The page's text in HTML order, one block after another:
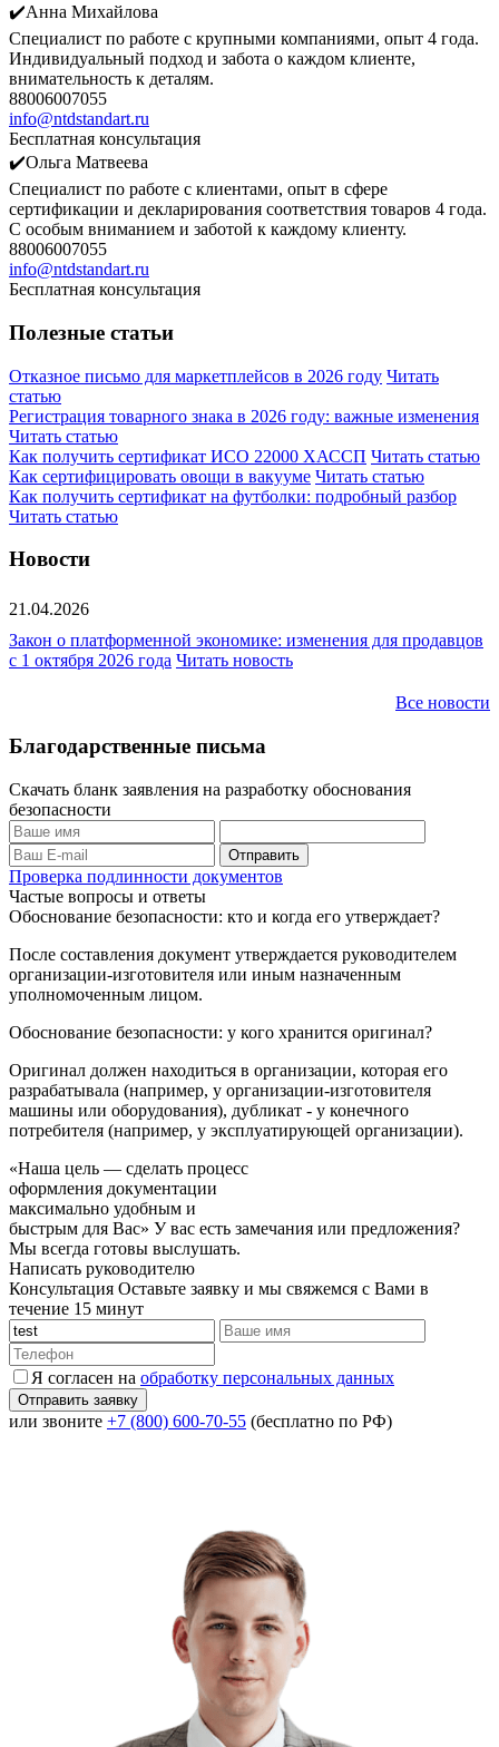
✔️Анна Михайлова
Специалист по работе с крупными компаниями, опыт 4 года.
Индивидуальный подход и забота о каждом клиенте,
внимательность к деталям.
88006007055
info@ntdstandart.ru
Бесплатная консультация
✔️Ольга Матвеева
Специалист по работе с клиентами, опыт в сфере
сертификации и декларирования соответствия товаров 4 года.
С особым вниманием и заботой к каждому клиенту.
88006007055
info@ntdstandart.ru
Бесплатная консультация
Полезные статьи
Отказное письмо для маркетплейсов в 2026 году Читать
статью
Регистрация товарного знака в 2026 году: важные изменения
Читать статью
Как получить сертификат ИСО 22000 ХАССП Читать статью
Как сертифицировать овощи в вакууме Читать статью
Как получить сертификат на футболки: подробный разбор
Читать статью
Новости
21.04.2026
Закон о платформенной экономике: изменения для продавцов
с 1 октября 2026 года Читать новость
Все новости
Благодарственные письма
Скачать бланк заявления на разработку обоснования
безопасности
Проверка подлинности документов
Частые вопросы и ответы
Обоснование безопасности: кто и когда его утверждает?
После составления документ утверждается руководителем
организации-изготовителя или иным назначенным
уполномоченным лицом.
Обоснование безопасности: у кого хранится оригинал?
Оригинал должен находиться в организации, которая его
разрабатывала (например, у организации-изготовителя
машины или оборудования), дубликат - у конечного
потребителя (например, у эксплуатирующей организации).
«Наша цель — сделать процесс
оформления документации
максимально удобным и
быстрым для Вас» У вас есть замечания или предложения?
Мы всегда готовы выслушать.
Написать руководителю
Консультация Оставьте заявку и мы свяжемся с Вами в
течение 15 минут
Я согласен на обработку персональных данных
или звоните +7 (800) 600-70-55 (бесплатно по РФ)